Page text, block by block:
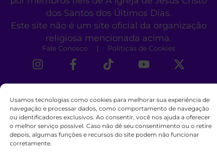
Usamos tecnologias como cookies para melhorar sua experiência de
navegação e processar dados, como comportamento de navegação
ou identificadores exclusivos. Ao consentir, você nos ajuda a oferecer
o melhor serviço possível. Caso não dê seu consentimento ou o retire
depois, algumas funções e recursos do site podem não funcionar
corretamente.
dos Santos dos Últimos Dias.
Este site não é um site oficial da organização
religiosa mencionada acima.
Fale Conosco Políticas de Cookies